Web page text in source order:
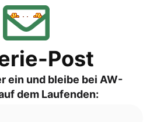
Post
ein und bleibe bei AW-
dem Laufenden: